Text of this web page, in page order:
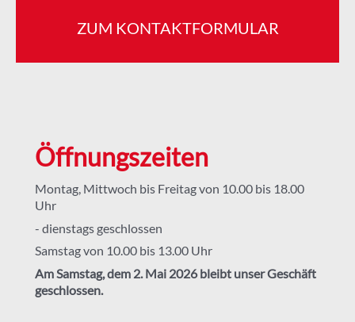
ZUM KONTAKTFORMULAR
Öffnungszeiten
Montag, Mittwoch bis Freitag von 10.00 bis 18.00
Uhr
- dienstags geschlossen
Samstag von 10.00 bis 13.00 Uhr
Am Samstag, dem 2. Mai 2026 bleibt unser Geschäft
geschlossen.